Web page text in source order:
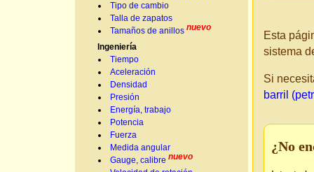
Tipo de cambio
Talla de zapatos
Tamaños de anillos nuevo
Ingeniería
Tiempo
Aceleración
Densidad
Presión
Energía, trabajo
Potencia
Fuerza
Medida angular
Gauge, calibre nuevo
Esta
sistema
Si
barril
¿No